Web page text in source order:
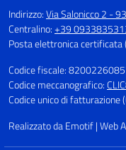
Indirizzo:Via Salonicco 2 -
Centralino:+39
Posta elettronica certificata
Codice fiscale:
Codice meccanografico:
Codice unico di fatturazione
Realizzato da Emotif | Web